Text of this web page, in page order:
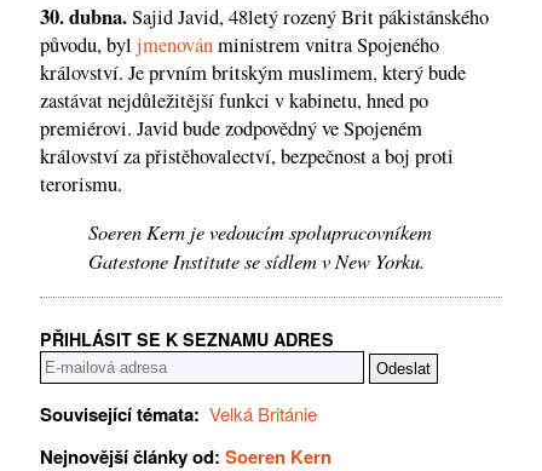
30. dubna.Sajid Javid, 48letý rozený Brit pákistánského
původu, byl jmenovánministrem vnitra Spojeného
království. Je prvním britským muslimem, který bude
zastávat nejdůležitější funkci v kabinetu, hned po
premiérovi. Javid bude zodpovědný ve Spojeném
království za přistěhovalectví, bezpečnost a boj proti
terorismu.
Soeren Kern je vedoucím spolupracovníkem
Gatestone Institute se sídlem v New Yorku.
PŘIHLÁSIT SE K SEZNAMU ADRES
Související témata: Velká Británie
Nejnovější články od: Soeren Kern